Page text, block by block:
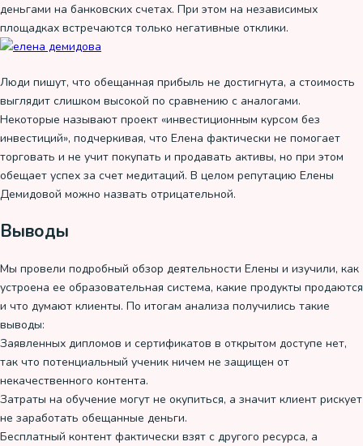
деньгами на банковских счетах. При этом на независимых
площадках встречаются только негативные отклики.
Люди пишут, что обещанная прибыль не достигнута, а стоимость
выглядит слишком высокой по сравнению с аналогами.
Некоторые называют проект «инвестиционным курсом без
инвестиций», подчеркивая, что Елена фактически не помогает
торговать и не учит покупать и продавать активы, но при этом
обещает успех за счет медитаций. В целом репутацию Елены
Демидовой можно назвать отрицательной.
Выводы
Мы провели подробный обзор деятельности Елены и изучили, как
устроена ее образовательная система, какие продукты продаются
и что думают клиенты. По итогам анализа получились такие
выводы:
Заявленных дипломов и сертификатов в открытом доступе нет,
так что потенциальный ученик ничем не защищен от
некачественного контента.
Затраты на обучение могут не окупиться, а значит клиент рискует
не заработать обещанные деньги.
Бесплатный контент фактически взят с другого ресурса, а